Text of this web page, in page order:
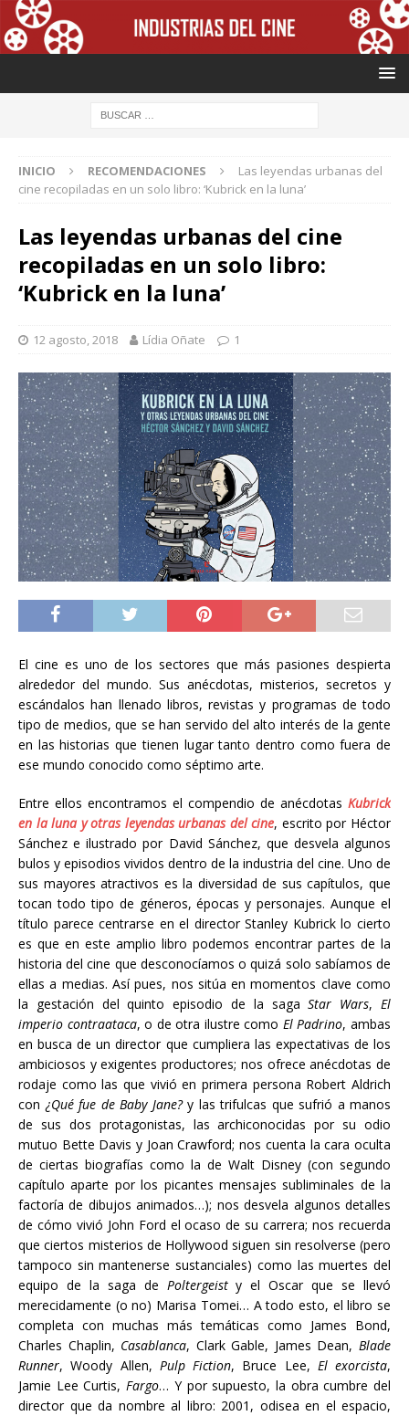
INICIO RECOMENDACIONES
Las leyendas urbanas del
cine recopiladas en un solo libro: ‘Kubrick en la luna’
Las leyendas urbanas del cine
recopiladas en un solo libro:
‘Kubrick en la luna’
12 agosto, 2018 Lídia Oñate 1
El cine es uno de los sectores que más pasiones despierta
alrededor del mundo. Sus anécdotas, misterios, secretos y
escándalos han llenado libros, revistas y programas de todo
tipo de medios, que se han servido del alto interés de la gente
en las historias que tienen lugar tanto dentro como fuera de
ese mundo conocido como séptimo arte.
Entre ellos encontramos el compendio de anécdotas Kubrick
en la luna y otras leyendas urbanas del cine, escrito por Héctor
Sánchez e ilustrado por David Sánchez, que desvela algunos
bulos y episodios vividos dentro de la industria del cine. Uno de
sus mayores atractivos es la diversidad de sus capítulos, que
tocan todo tipo de géneros, épocas y personajes. Aunque el
título parece centrarse en el director Stanley Kubrick lo cierto
es que en este amplio libro podemos encontrar partes de la
historia del cine que desconocíamos o quizá solo sabíamos de
ellas a medias. Así pues, nos sitúa en momentos clave como
la gestación del quinto episodio de la sagaStar Wars,El
imperio contraataca, o de otra ilustre como El Padrino, ambas
en busca de un director que cumpliera las expectativas de los
ambiciosos y exigentes productores; nos ofrece anécdotas de
rodaje como las que vivió en primera persona Robert Aldrich
con ¿Qué fue de Baby Jane?y las trifulcas que sufrió a manos
de sus dos protagonistas, las archiconocidas por su odio
mutuo Bette Davis y Joan Crawford; nos cuenta la cara oculta
de ciertas biografías como la de Walt Disney (con segundo
capítulo aparte por los picantes mensajes subliminales de la
factoría de dibujos animados…); nos desvela algunos detalles
de cómo vivió John Ford el ocaso de su carrera; nos recuerda
que ciertos misterios de Hollywood siguen sin resolverse (pero
tampoco sin mantenerse sustanciales) como las muertes del
equipo de la saga de Poltergeisty el Oscar que se llevó
merecidamente (o no) Marisa Tomei… A todo esto, el libro se
completa con muchas más temáticas como James Bond,
Charles Chaplin, Casablanca, Clark Gable, James Dean,Blade
Runner, Woody Allen, Pulp Fiction, Bruce Lee, El exorcista,
Jamie Lee Curtis,Fargo… Y por supuesto, la obra cumbre del
director que da nombre al libro: 2001, odisea en el espacio,